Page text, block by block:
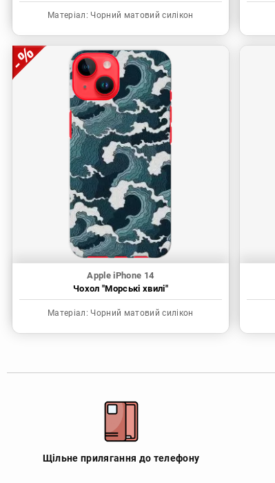
Матеріал: Чорний матовий силікон
Apple iPhone 14
Чохол "Морські хвилі"
Матеріал: Чорний матовий силікон
Щільне прилягання до телефону